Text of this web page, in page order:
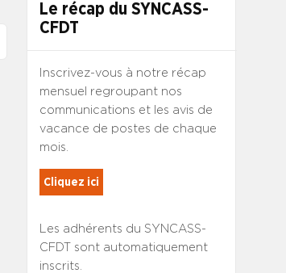
Le récap du SYNCASS-
CFDT
Inscrivez-vous à notre récap
mensuel regroupant nos
communications et les avis de
vacance de postes de chaque
mois.
Cliquez ici
Les adhérents du SYNCASS-
CFDT sont automatiquement
inscrits.